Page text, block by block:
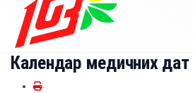
Календар медичних